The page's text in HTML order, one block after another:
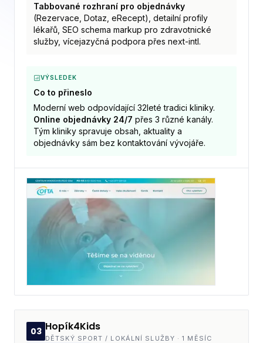
Tabbované rozhraní pro objednávky
(Rezervace, Dotaz, eRecept), detailní profily
lékařů, SEO schema markup pro zdravotnické
služby, vícejazyčná podpora přes next-intl.
VÝSLEDEK
Co to přineslo
Moderní web odpovídající 32leté tradici kliniky.
Online objednávky 24/7 přes 3 různé kanály.
Tým kliniky spravuje obsah, aktuality a
objednávky sám bez kontaktování vývojáře.
03 Hopík4Kids
DĚTSKÝ SPORT / LOKÁLNÍ SLUŽBY ·1 MĚSÍC